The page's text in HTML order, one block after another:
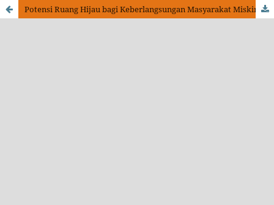
Potensi Ruang Hijau bagi Keberlangsungan Masyarakat Miskin Tepian Sungai Kahayan